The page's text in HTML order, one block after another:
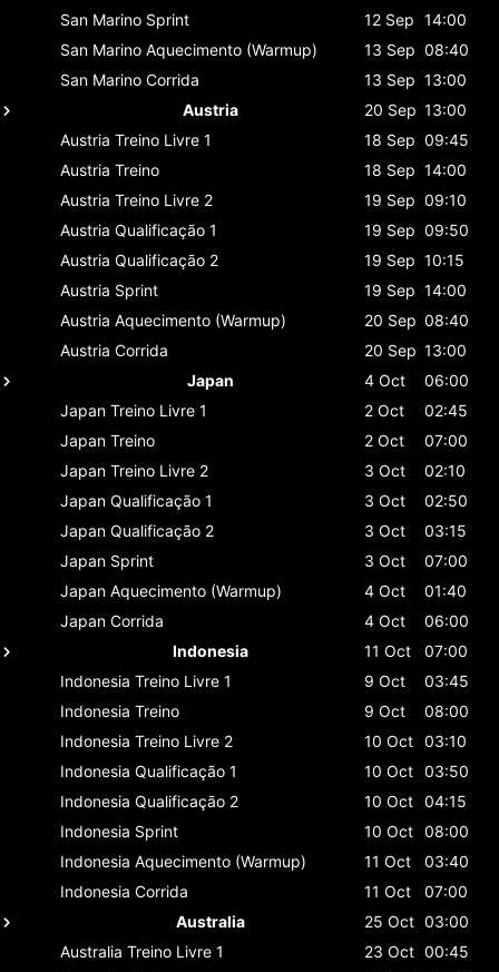
San Marino Sprint 12 Sep 14:00
San Marino Aquecimento (Warmup) 13 Sep 08:40
San Marino Corrida 13 Sep 13:00
Austria
20 Sep 13:00
Austria Treino Livre 1 18 Sep 09:45
Austria Treino 18 Sep 14:00
Austria Treino Livre 2 19 Sep 09:10
Austria Qualificação 1 19 Sep 09:50
Austria Qualificação 2 19 Sep 10:15
Austria Sprint 19 Sep 14:00
Austria Aquecimento (Warmup) 20 Sep 08:40
Austria Corrida 20 Sep 13:00
Japan
4 Oct
06:00
Japan Treino Livre 1 2 Oct
02:45
Japan Treino 2 Oct
07:00
Japan Treino Livre 2 3 Oct
02:10
Japan Qualificação 1 3 Oct
02:50
Japan Qualificação 2 3 Oct
03:15
Japan Sprint 3 Oct
07:00
Japan Aquecimento (Warmup) 4 Oct
01:40
Japan Corrida 4 Oct
06:00
Indonesia
11 Oct
07:00
Indonesia Treino Livre 1 9 Oct
03:45
Indonesia Treino 9 Oct
08:00
Indonesia Treino Livre 2 10 Oct 03:10
Indonesia Qualificação 1 10 Oct 03:50
Indonesia Qualificação 2 10 Oct 04:15
Indonesia Sprint 10 Oct 08:00
Indonesia Aquecimento (Warmup) 11 Oct
03:40
Indonesia Corrida 11 Oct
07:00
Australia
25 Oct 03:00
Australia Treino Livre 1 23 Oct 00:45